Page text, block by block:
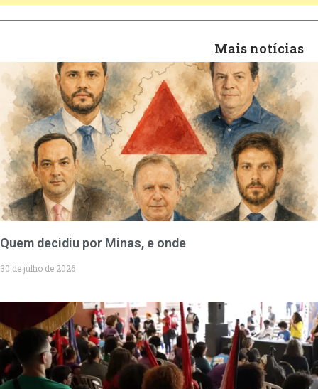
Mais notícias
Quem decidiu por Minas, e onde
30 de julho de 2026